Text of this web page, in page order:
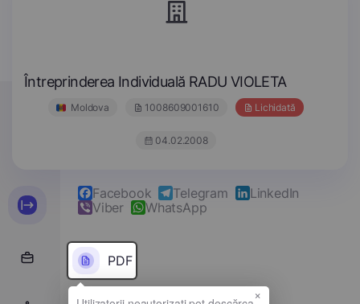
Întreprinderea Individuală RADU VIOLETA
Moldova 1008609001610 Lichidată
04.02.2008
Facebook Telegram
LinkedIn
Viber
WhatsApp
PDF
×